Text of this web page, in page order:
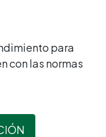
para
con las normas